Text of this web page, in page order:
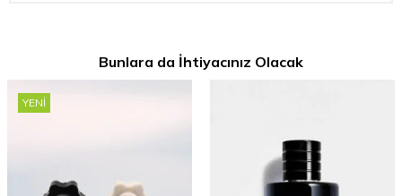
Bunlara da İhtiyacınız Olacak
YENI